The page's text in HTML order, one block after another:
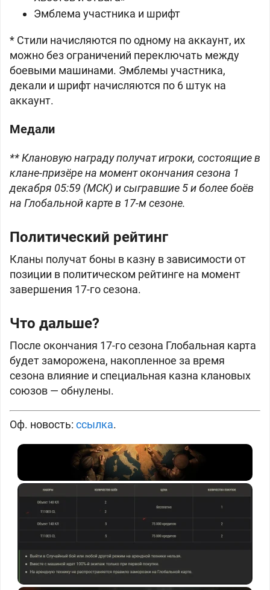
Эмблема участника и шрифт
* Стили начисляются по одному на аккаунт, их
можно без ограничений переключать между
боевыми машинами. Эмблемы участника,
декали и шрифт начисляются по 6 штук на
аккаунт.
Медали
** Клановую награду получат игроки, состоящие в
клане-призёре на момент окончания сезона 1
декабря 05:59 (МСК) и сыгравшие 5 и более боёв
на Глобальной карте в 17-м сезоне.
Политический рейтинг
Кланы получатбоны в казну в зависимости от
позиции в политическом рейтинге на момент
завершения 17-го сезона.
Что дальше?
После окончания 17-го сезона Глобальная карта
будет заморожена, накопленное за время
сезона влияние и специальная казна клановых
союзов — обнулены.
Оф. новость: ссылка.